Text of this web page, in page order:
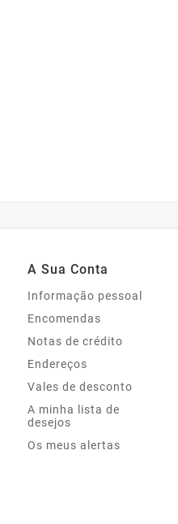
A Sua Conta
Informação pessoal
Encomendas
Notas de crédito
Endereços
Vales de desconto
A minha lista de
desejos
Os meus alertas